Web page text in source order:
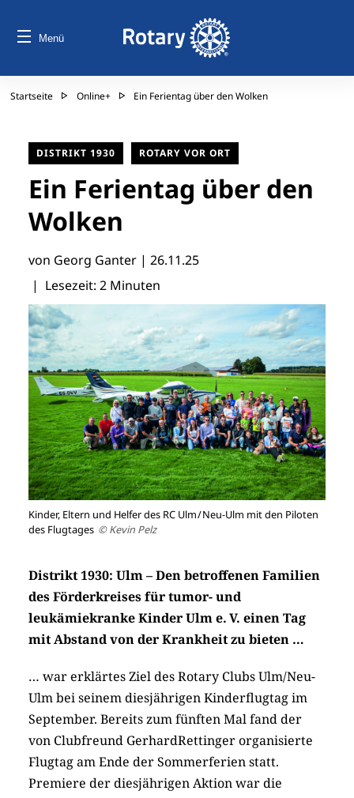
Menü
Startseite Online+ Ein Ferientag über den Wolken
DISTRIKT 1930 ROTARY VOR ORT
Ein Ferientag über den
Wolken
von Georg Ganter | 26.11.25
| Lesezeit: 2 Minuten
Kinder, Eltern und Helfer des RC Ulm / Neu-Ulm mit den Piloten
des Flugtages © Kevin Pelz
Distrikt 1930: Ulm – Den betroffenen Familien
des Förderkreises für tumor- und
leukämiekranke Kinder Ulm e. V. einen Tag
mit Abstand von der Krankheit zu bieten …
… war erklärtes Ziel des Rotary Clubs Ulm/Neu-
Ulm bei ­seinem diesjährigen Kinderflugtag im
September. Bereits zum fünften Mal fand der
von Clubfreund GerhardRettinger organisierte
Flugtag am Ende der Sommerferien statt.
Premiere der diesjährigen Aktion war die